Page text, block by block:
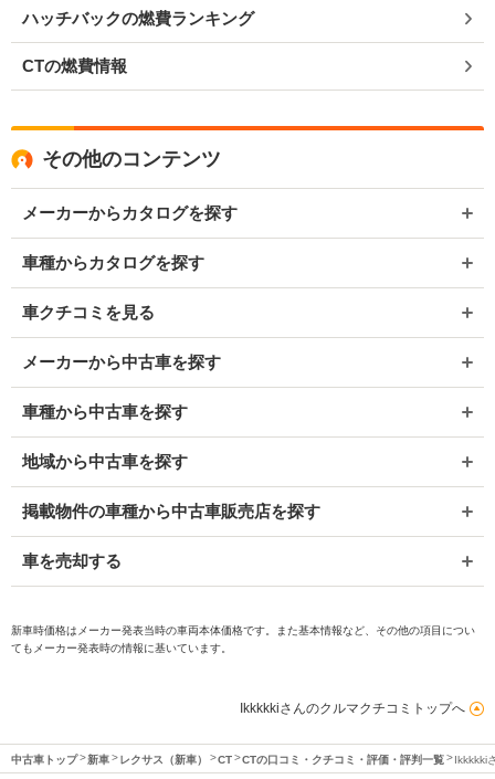
ハッチバックの燃費ランキング
CTの燃費情報
その他のコンテンツ
メーカーからカタログを探す
車種からカタログを探す
車クチコミを見る
メーカーから中古車を探す
車種から中古車を探す
地域から中古車を探す
掲載物件の車種から中古車販売店を探す
車を売却する
新車時価格はメーカー発表当時の車両本体価格です。また基本情報など、その他の項目につい
てもメーカー発表時の情報に基いています。
Ikkkkkiさんのクルマクチコミトップへ
中古車トップ 新車 レクサス（新車） CT CTの口コミ・クチコミ・評価・評判一覧 Ikkkkki